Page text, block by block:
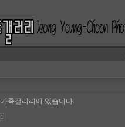
족갤러리에 있습니다.
1